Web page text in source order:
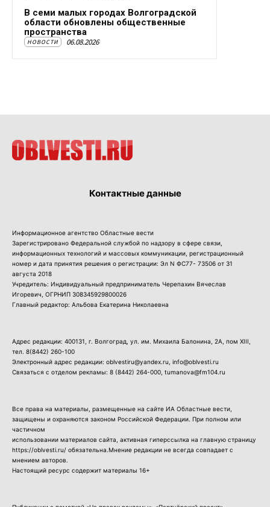
В семи малых городах Волгоградской
области обновлены общественные
пространства
НОВОСТИ 06.08.2026
Контактные данные
Информационное агентство Областные вести
Зарегистрировано Федеральной службой по надзору в сфере связи,
информационных технологий и массовых коммуникации, регистрационный
номер и дата принятия решения о регистрации: Эл N ФС77- 73506 от 31
августа 2018
Учредитель: Индивидуальный предприниматель Черепахин Вячеслав
Игоревич, ОГРНИП 308345929800026
Главный редактор: Альбова Екатерина Николаевна
Адрес редакции: 400131, г. Волгоград, ул. им. Михаила Балонина, 2А, пом XIII,
тел. 8(8442) 260-100
Электронный адрес редакции: oblvestiru@yandex.ru, info@oblvesti.ru
Связаться с отделом рекламы: 8 (8442) 264-000 , tumanova@fm104.ru
Все права на материалы, размещенные на сайте ИА Областные вести,
защищены и охраняются законом Российской Федерации. При полном или
частичном
использовании материалов сайта, активная гиперссылка на главную страницу
https://oblvesti.ru/ обязательна.Мнение редакции не всегда совпадает с
мнением авторов.
Настоящий ресурс содержит материалы 16+